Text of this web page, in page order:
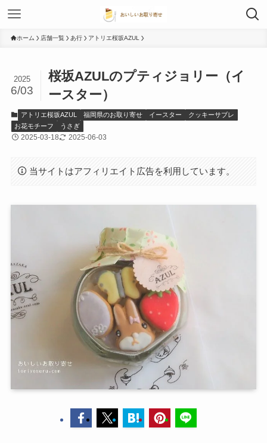
ホーム 店舗一覧 あ行 アトリエ桜坂AZUL
桜坂AZULのプティジョリー（イ
ースター）
2025
6/03
アトリエ桜坂AZUL 福岡県のお取り寄せ イースター
クッキーサブレ
お花モチーフ
うさぎ
2025-03-18 2025-06-03
当サイトはアフィリエイト広告を利用しています。